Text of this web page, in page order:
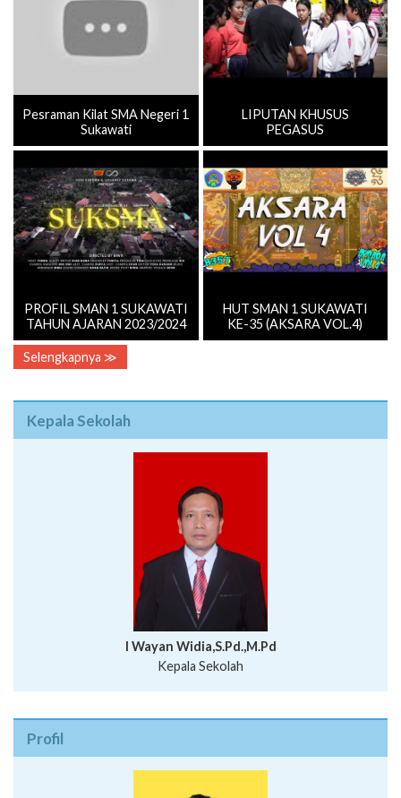
Pesraman Kilat SMA Negeri 1
Sukawati
LIPUTAN KHUSUS
PEGASUS
PROFIL SMAN 1 SUKAWATI
TAHUN AJARAN 2023/2024
HUT SMAN 1 SUKAWATI
KE-35 (AKSARA VOL.4)
Selengkapnya ≫
Kepala Sekolah
I Wayan Widia,S.Pd.,M.Pd
Kepala Sekolah
Profil